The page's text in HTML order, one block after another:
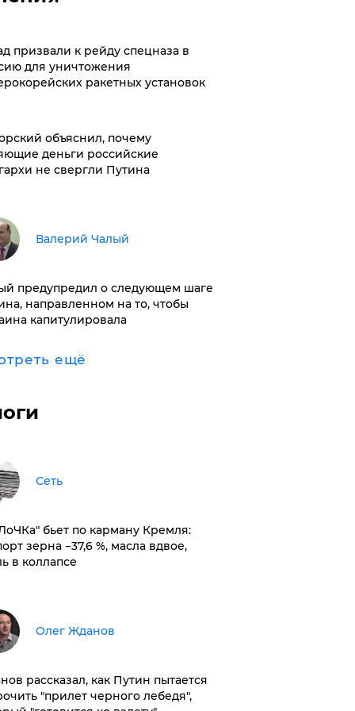
призвали к рейду спецназа в
для уничтожения
ракетных установок
объяснил, почему
деньги российские
не свергли Путина
Валерий Чалый
предупредил о следующем шаге
направленном на то, чтобы
капитулировала
ещё
Сеть
бьет по карману Кремля:
зерна −37,6 %, масла вдвое,
в коллапсе
Олег Жданов
рассказал, как Путин пытается
"прилет черного лебедя",